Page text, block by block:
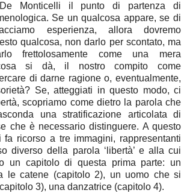
Monticelli il punto di partenza di
Se un qualcosa appare, se di
esperienza, allora dovremo
qualcosa, non darlo per scontato, ma
frettolosamente come una mera
si dà, il nostro compito come
di darne ragione o, eventualmente,
Se, atteggiati in questo modo, ci
scopriamo come dietro la parola che
una stratificazione articolata di
che è necessario distinguere. A questo
ricorso a tre immagini, rappresentanti
diverso della parola ‘libertà’ e alla cui
un capitolo di questa prima parte: un
le catene (capitolo 2), un uomo che si
3), una danzatrice (capitolo 4).